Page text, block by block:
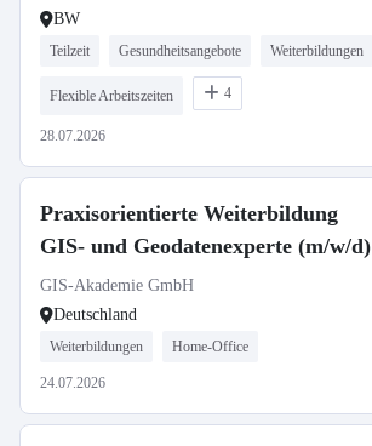
BW
Teilzeit Gesundheitsangebote Weiterbildungen
Flexible Arbeitszeiten 4
28.07.2026
Praxisorientierte Weiterbildung
GIS- und Geodatenexperte (m/w/d)
GIS-Akademie GmbH
Deutschland
Weiterbildungen Home-Office
24.07.2026